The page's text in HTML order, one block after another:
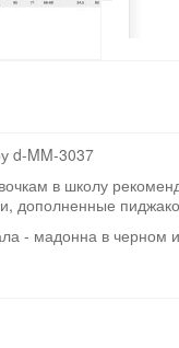
d-MM-3037
в школу
дополненные
- мадонна в черном